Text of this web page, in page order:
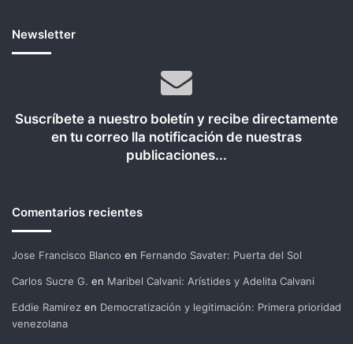
Newsletter
Suscríbete a nuestro boletín y recibe directamente
en tu correo lla notificación de nuestras
publicaciones...
Comentarios recientes
Jose Francisco Blanco en Fernando Savater: Puerta del Sol
Carlos Sucre G. en Maribel Calvani: Arístides y Adelita Calvani
Eddie Ramirez en Democratización y legitimación: Primera prioridad
venezolana